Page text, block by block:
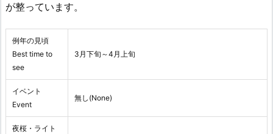
が整っています。
例年の見頃
Best time to
see
3月下旬～4月上旬
イベント
Event
無し(None)
夜桜・ライト